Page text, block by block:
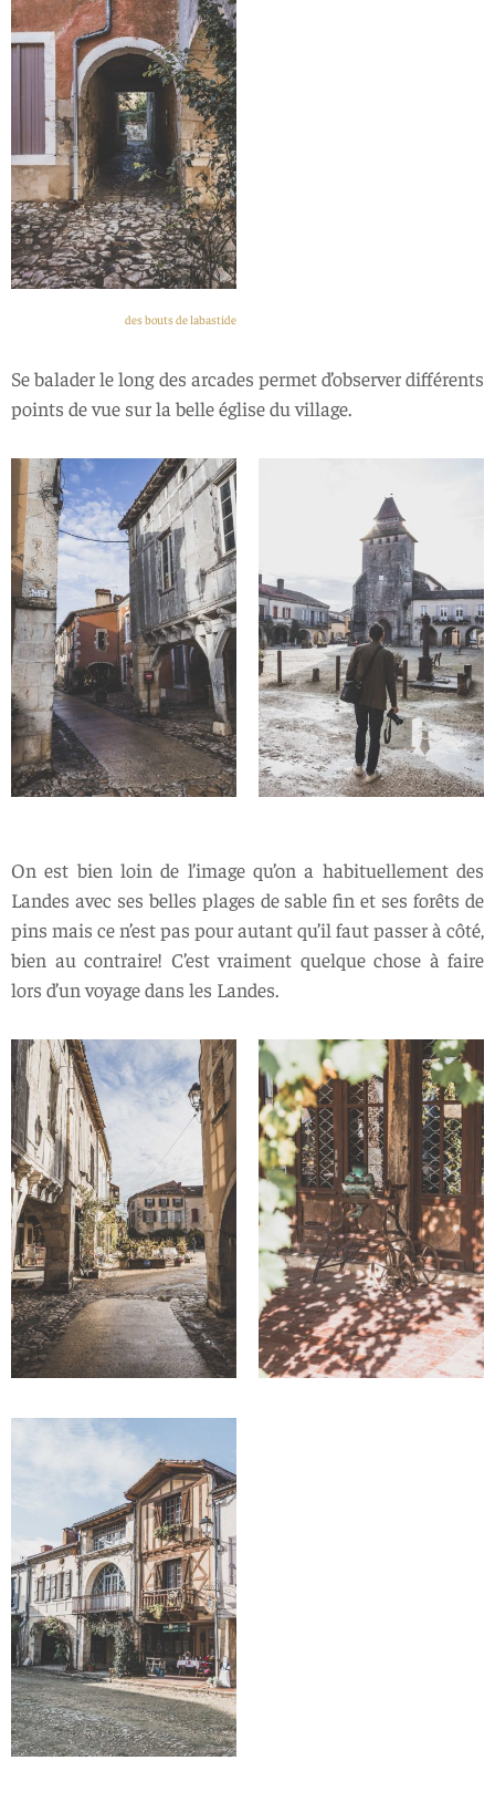
des bouts de labastide
Se balader le long des arcades permet d’observer différents
points de vue sur la belle église du village.
On est bien loin de l’image qu’on a habituellement des
Landes avec ses belles plages de sable fin et ses forêts de
pins mais ce n’est pas pour autant qu’il faut passer à côté,
bien au contraire! C’est vraiment quelque chose à faire
lors d’un voyage dans les Landes.